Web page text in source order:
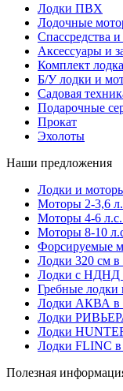
Лодки ПВХ
Лодочные
Спассредства
Аксессуары и
Комплект
Б/У лодки и
Садовая
Подарочные
Прокат
Эхолоты
Наши предложения
Лодки и
Моторы 2-3,6
Моторы 4-6
Моторы 8-10
Форсируемые
Лодки 320 см в
Лодки с НДНД
Гребные лодки
Лодки АКВА в
Лодки
Лодки
Лодки FLINC в
Полезная